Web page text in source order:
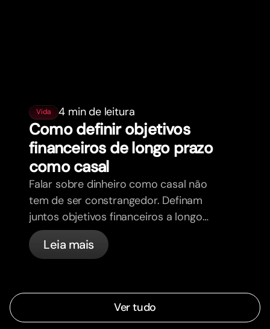
Vida 4 min de leitura
Como definir objetivos
financeiros de longo prazo
como casal
Falar sobre dinheiro como casal não
tem de ser constrangedor. Definam
juntos objetivos financeiros a longo
prazo e sintam-se mais alinhados.
Leia mais
Ver tudo